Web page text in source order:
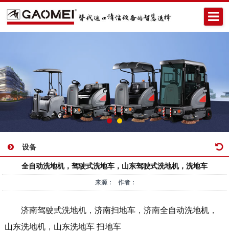
设备
全自动洗地机，驾驶式洗地车，山东驾驶式洗地机，洗地车
来源： 作者：
济南驾驶式洗地机 ，济南扫地车 ，济南全自动洗地机 ，
山东洗地机 ， 山东洗地车 扫地车